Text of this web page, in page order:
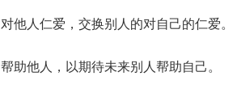
对他人仁爱，交换别人的对自己的仁爱。
帮助他人，以期待未来别人帮助自己。